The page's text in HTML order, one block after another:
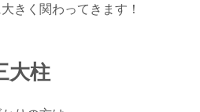
きく関わってきます！
大柱